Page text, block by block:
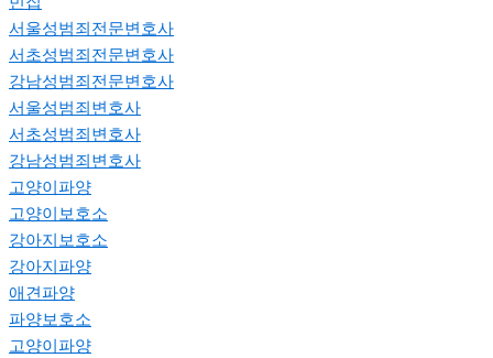
서울성범죄전문변호사
서초성범죄전문변호사
강남성범죄전문변호사
서울성범죄변호사
서초성범죄변호사
강남성범죄변호사
고양이파양
고양이보호소
강아지보호소
강아지파양
애견파양
파양보호소
고양이파양